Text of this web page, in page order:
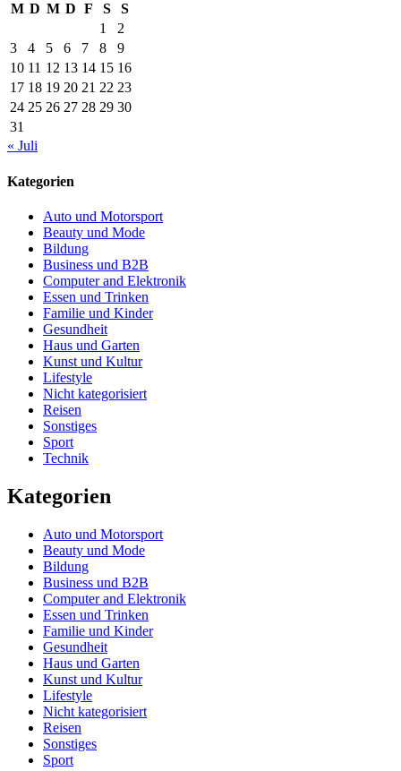
M D M D F S
S
1
2
3
4 5 6 7 8
9
10 11 12 13 14 15 16
17 18 19 20 21 22 23
24 25 26 27 28 29 30
31
« Juli
Kategorien
Auto und Motorsport
Beauty und Mode
Bildung
Business und B2B
Computer and Elektronik
Essen und Trinken
Familie und Kinder
Gesundheit
Haus und Garten
Kunst und Kultur
Lifestyle
Nicht kategorisiert
Reisen
Sonstiges
Sport
Technik
Kategorien
Auto und Motorsport
Beauty und Mode
Bildung
Business und B2B
Computer and Elektronik
Essen und Trinken
Familie und Kinder
Gesundheit
Haus und Garten
Kunst und Kultur
Lifestyle
Nicht kategorisiert
Reisen
Sonstiges
Sport